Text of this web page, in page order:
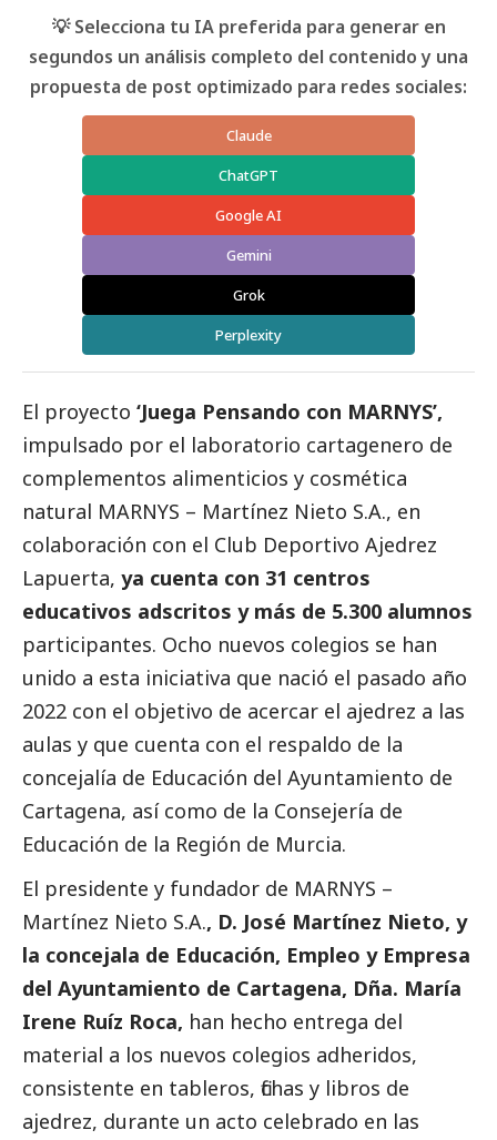
💡 Selecciona tu IA preferida para generar en
segundos un análisis completo del contenido y una
propuesta de post optimizado para redes sociales:
Claude
ChatGPT
Google AI
Gemini
Grok
Perplexity
El proyecto ‘Juega Pensando con MARNYS’,
impulsado por el laboratorio cartagenero de
complementos alimenticios y cosmética
natural MARNYS – Martínez Nieto S.A., en
colaboración con el Club Deportivo Ajedrez
Lapuerta, ya cuenta con 31 centros
educativos adscritos y más de 5.300 alumnos
participantes. Ocho nuevos colegios se han
unido a esta iniciativa que nació el pasado año
2022 con el objetivo de acercar el ajedrez a las
aulas y que cuenta con el respaldo de la
concejalía de Educación del Ayuntamiento de
Cartagena, así como de la Consejería de
Educación de la Región de Murcia.
El presidente y fundador de MARNYS –
Martínez Nieto S.A., D. José Martínez Nieto, y
la concejala de Educación, Empleo y Empresa
del Ayuntamiento de Cartagena, Dña. María
Irene Ruíz Roca, han hecho entrega del
material a los nuevos colegios adheridos,
consistente en tableros, fichas y libros de
ajedrez, durante un acto celebrado en las